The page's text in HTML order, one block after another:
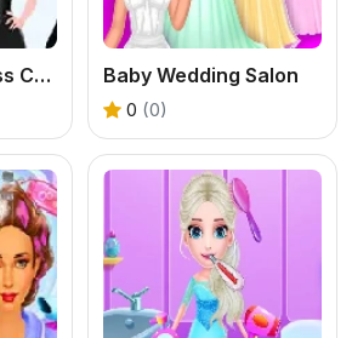
Dress Up Princess Creator Baby Wedding Salon
0 (0)